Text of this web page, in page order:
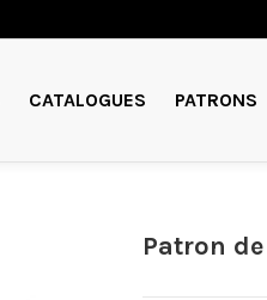
CATALOGUES PATRONS
Patron